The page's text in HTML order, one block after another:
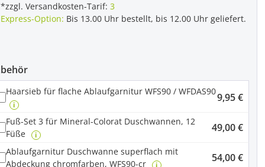
*zzgl. Versandkosten-Tarif:3
Express-Option: Bis 13.00 Uhr bestellt, bis 12.00 Uhr geliefert.
Haarsieb für flache Ablaufgarnitur WFS90 / WFDAS90
i
9,95 €
Fuß-Set 3 für Mineral-Colorat Duschwannen, 12
Füße
i
49,00 €
Ablaufgarnitur Duschwanne superflach mit
Abdeckung chromfarben, WFS90-cr
i
54,00 €